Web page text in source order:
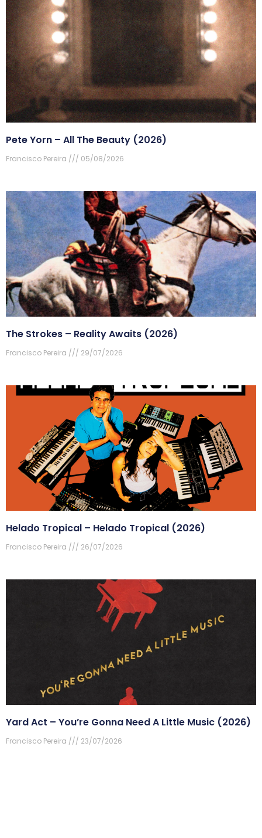
Pete Yorn – All The Beauty (2026)
Francisco Pereira 05/08/2026
The Strokes – Reality Awaits (2026)
Francisco Pereira 29/07/2026
Helado Tropical – Helado Tropical (2026)
Francisco Pereira 26/07/2026
Yard Act – You’re Gonna Need A Little Music (2026)
Francisco Pereira 23/07/2026